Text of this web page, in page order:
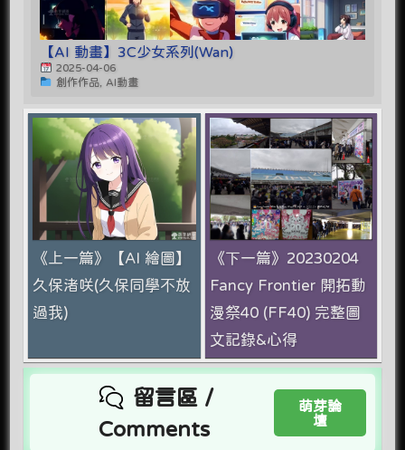
【AI 動畫】3C少女系列(Wan)
2025-04-06
創作作品, AI動畫
《上一篇》【AI 繪圖】
久保渚咲(久保同學不放
過我)
《下一篇》20230204
Fancy Frontier 開拓動
漫祭40 (FF40) 完整圖
文記錄&心得
留言區 /
Comments
萌芽論
壇